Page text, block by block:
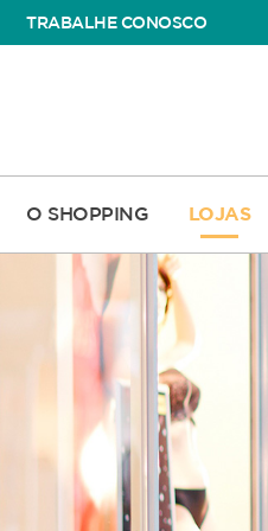
TRABALHE CONOSCO
O SHOPPING LOJAS